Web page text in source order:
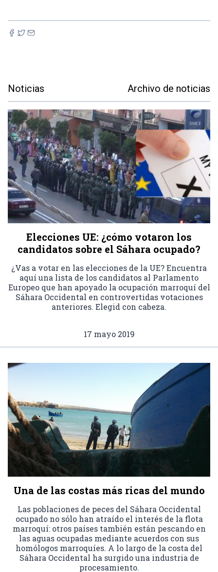
Noticias Archivo de noticias
Elecciones UE: ¿cómo votaron los
candidatos sobre el Sáhara ocupado?
¿Vas a votar en las elecciones de la UE? Encuentra
aquí una lista de los candidatos al Parlamento
Europeo que han apoyado la ocupación marroquí del
Sáhara Occidental en controvertidas votaciones
anteriores. Elegid con cabeza.
17 mayo 2019
Una de las costas más ricas del mundo
Las poblaciones de peces del Sáhara Occidental
ocupado no sólo han atraído el interés de la flota
marroquí: otros países también están pescando en
las aguas ocupadas mediante acuerdos con sus
homólogos marroquíes. A lo largo de la costa del
Sáhara Occidental ha surgido una industria de
procesamiento.